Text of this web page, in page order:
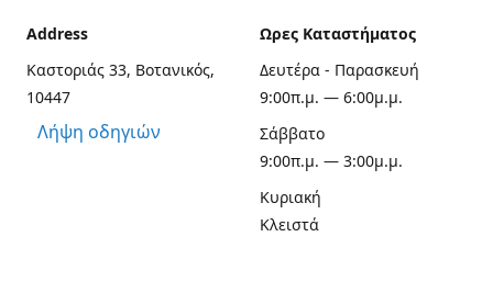
Address
Καστοριάς 33, Βοτανικός,
10447
Λήψη οδηγιών
Ωρες Καταστήματος
Δευτέρα - Παρασκευή
9:00π.μ. — 6:00μ.μ.
Σάββατο
9:00π.μ. — 3:00μ.μ.
Κυριακή
Κλειστά